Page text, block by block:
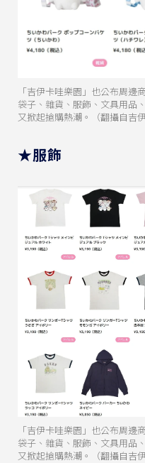
「吉伊卡哇樂園」也公布周邊
袋子、雜貨、服飾、文具用品
又掀起搶購熱潮。（翻攝自吉伊
★服飾
「吉伊卡哇樂園」也公布周邊
袋子、雜貨、服飾、文具用品
又掀起搶購熱潮。（翻攝自吉伊